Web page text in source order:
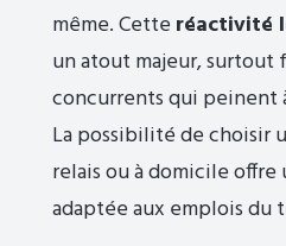
même. Cette réactivité
un atout majeur, surtout
concurrents qui peinent
La possibilité de choisir
relais ou à domicile
adaptée aux emplois du